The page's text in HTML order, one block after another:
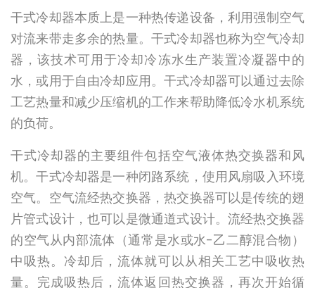
干式冷却器本质上是一种热传递设备，利用强制空气
对流来带走多余的热量。干式冷却器也称为空气冷却
器，该技术可用于冷却冷冻水生产装置冷凝器中的
水，或用于自由冷却应用。干式冷却器可以通过去除
工艺热量和减少压缩机的工作来帮助降低冷水机系统
的负荷。
干式冷却器的主要组件包括空气液体热交换器和风
机。干式冷却器是一种闭路系统，使用风扇吸入环境
空气。空气流经热交换器，热交换器可以是传统的翅
片管式设计，也可以是微通道式设计。流经热交换器
的空气从内部流体（通常是水或水-乙二醇混合物）
中吸热。冷却后，流体就可以从相关工艺中吸收热
量。完成吸热后，流体返回热交换器，再次开始循